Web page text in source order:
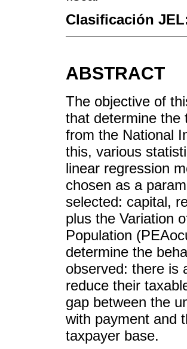
Clasificación
ABSTRACT
The objective of
that determine the
from the National
this, various
linear regression
chosen as a
selected: capital,
plus the Variation
Population
determine the
observed: there is
reduce their
gap between the
with payment and
taxpayer base.